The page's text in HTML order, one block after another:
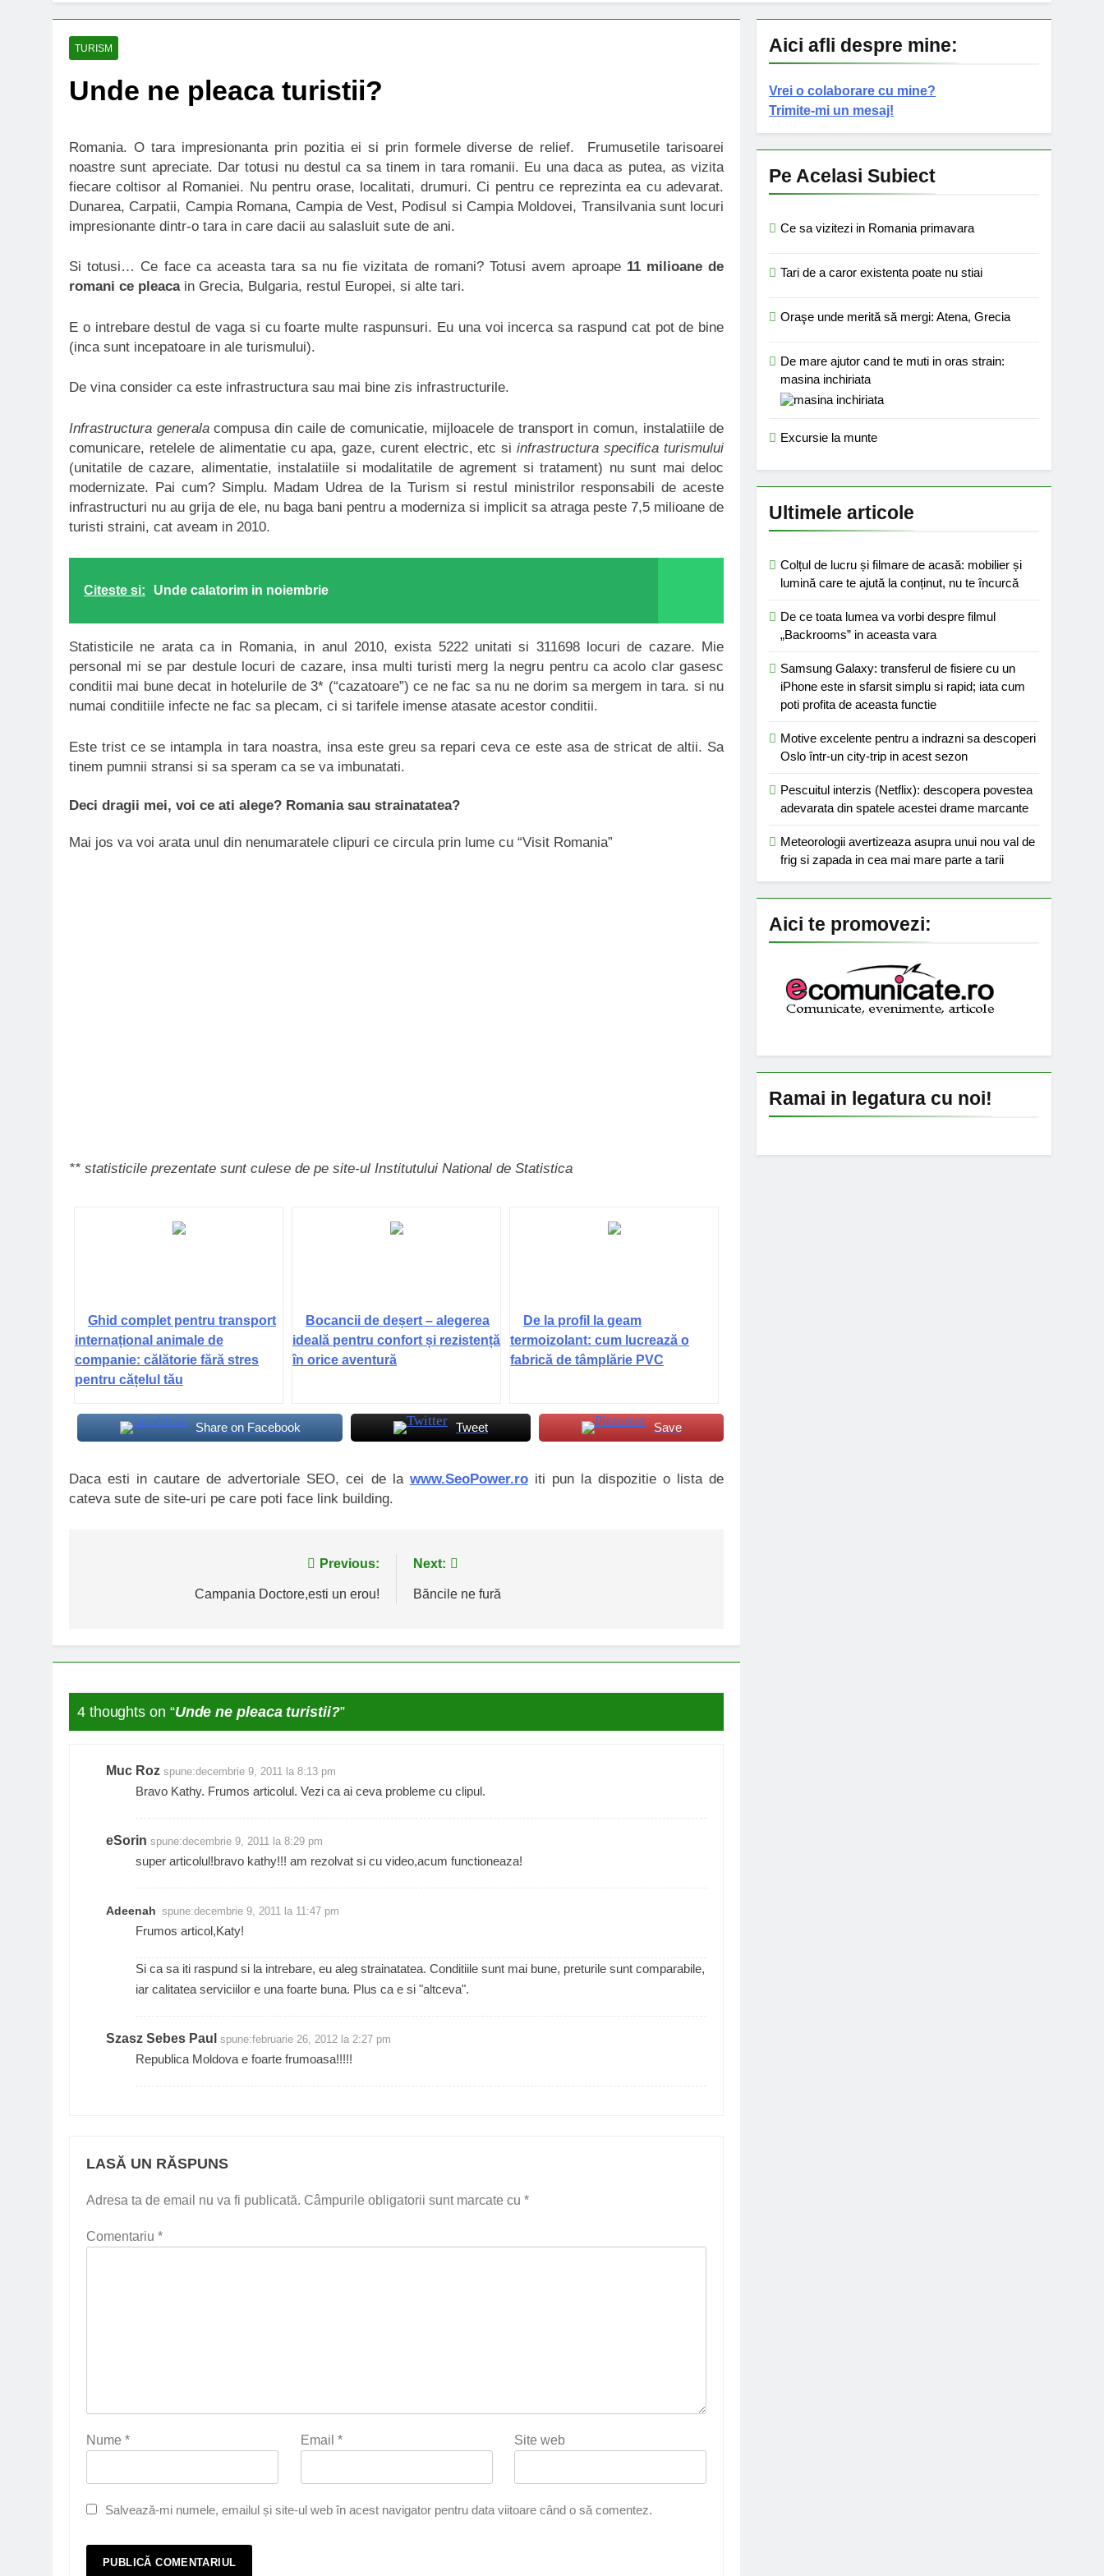
TURISM
Unde ne pleaca turistii?
Romania. O tara impresionanta prin pozitia ei si prin formele diverse de relief. Frumusetile tarisoarei
noastre sunt apreciate. Dar totusi nu destul ca sa tinem in tara romanii. Eu una daca as putea, as vizita
fiecare coltisor al Romaniei. Nu pentru orase, localitati, drumuri. Ci pentru ce reprezinta ea cu adevarat.
Dunarea, Carpatii, Campia Romana, Campia de Vest, Podisul si Campia Moldovei, Transilvania sunt locuri
impresionante dintr-o tara in care dacii au salasluit sute de ani.
Si totusi… Ce face ca aceasta tara sa nu fie vizitata de romani? Totusi avem aproape 11 milioane de
romani ce pleacain Grecia, Bulgaria, restul Europei, si alte tari.
E o intrebare destul de vaga si cu foarte multe raspunsuri. Eu una voi incerca sa raspund cat pot de bine
(inca sunt incepatoare in ale turismului).
De vina consider ca este infrastructura sau mai bine zis infrastructurile.
Infrastructura generalacompusa din caile de comunicatie, mijloacele de transport in comun, instalatiile de
comunicare, retelele de alimentatie cu apa, gaze, curent electric, etc siinfrastructura specifica turismului
(unitatile de cazare, alimentatie, instalatiile si modalitatile de agrement si tratament) nu sunt mai deloc
modernizate. Pai cum? Simplu. Madam Udrea de la Turism si restul ministrilor responsabili de aceste
infrastructuri nu au grija de ele, nu baga bani pentru a moderniza si implicit sa atraga peste 7,5 milioane de
turisti straini, cat aveam in 2010.
Citeste si: Unde calatorim in noiembrie
Statisticile ne arata ca in Romania, in anul 2010, exista 5222 unitati si 311698 locuri de cazare. Mie
personal mi se par destule locuri de cazare, insa multi turisti merg la negru pentru ca acolo clar gasesc
conditii mai bune decat in hotelurile de 3* (“cazatoare”) ce ne fac sa nu ne dorim sa mergem in tara. si nu
numai conditiile infecte ne fac sa plecam, ci si tarifele imense atasate acestor conditii.
Este trist ce se intampla in tara noastra, insa este greu sa repari ceva ce este asa de stricat de altii. Sa
tinem pumnii stransi si sa speram ca se va imbunatati.
Deci dragii mei, voi ce ati alege? Romania sau strainatatea?
Mai jos va voi arata unul din nenumaratele clipuri ce circula prin lume cu “Visit Romania”
** statisticile prezentate sunt culese de pe site-ul Institutului National de Statistica
Ghid complet pentru transport
internațional animale de
companie: călătorie fără stres
pentru cățelul tău
Bocancii de deșert – alegerea
ideală pentru confort și rezistență
în orice aventură
De la profil la geam
termoizolant: cum lucrează o
fabrică de tâmplărie PVC
Share on Facebook Tweet Save
Daca esti in cautare de advertoriale SEO, cei de la www.SeoPower.roiti pun la dispozitie o lista de
cateva sute de site-uri pe care poti face link building.
Previous:
Campania Doctore,esti un erou!
Next:
Băncile ne fură
4 thoughts on “Unde ne pleaca turistii?”
Muc Roz spune:decembrie 9, 2011 la 8:13 pm
Bravo Kathy. Frumos articolul. Vezi ca ai ceva probleme cu clipul.
eSorin spune:decembrie 9, 2011 la 8:29 pm
super articolul!bravo kathy!!! am rezolvat si cu video,acum functioneaza!
Adeenah spune:decembrie 9, 2011 la 11:47 pm
Frumos articol,Katy!
Si ca sa iti raspund si la intrebare, eu aleg strainatatea. Conditiile sunt mai bune, preturile sunt comparabile,
iar calitatea serviciilor e una foarte buna. Plus ca e si "altceva".
Szasz Sebes Paul spune:februarie 26, 2012 la 2:27 pm
Republica Moldova e foarte frumoasa!!!!!
LASĂ UN RĂSPUNS
Adresa ta de email nu va fi publicată. Câmpurile obligatorii sunt marcate cu *
Comentariu *
Nume * Email * Site web
Salvează-mi numele, emailul și site-ul web în acest navigator pentru data viitoare când o să comentez.
Aici afli despre mine:
Vrei o colaborare cu mine?
Trimite-mi un mesaj!
Pe Acelasi Subiect
Ce sa vizitezi in Romania primavara
Tari de a caror existenta poate nu stiai
Oraşe unde merită să mergi: Atena, Grecia
De mare ajutor cand te muti in oras strain:
masina inchiriata
Excursie la munte
Ultimele articole
Colțul de lucru și filmare de acasă: mobilier și
lumină care te ajută la conținut, nu te încurcă
De ce toata lumea va vorbi despre filmul
„Backrooms” in aceasta vara
Samsung Galaxy: transferul de fisiere cu un
iPhone este in sfarsit simplu si rapid; iata cum
poti profita de aceasta functie
Motive excelente pentru a indrazni sa descoperi
Oslo într-un city-trip in acest sezon
Pescuitul interzis (Netflix): descopera povestea
adevarata din spatele acestei drame marcante
Meteorologii avertizeaza asupra unui nou val de
frig si zapada in cea mai mare parte a tarii
Aici te promovezi:
Ramai in legatura cu noi!